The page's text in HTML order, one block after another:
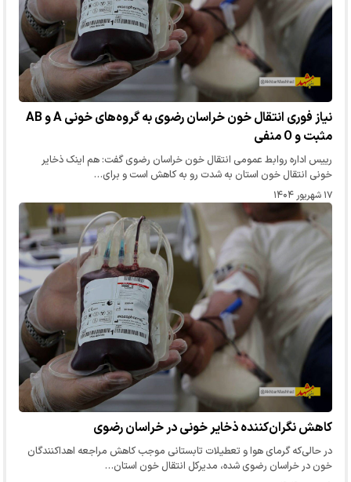
نیاز فوری انتقال خون خراسان رضوی به گروه‌های خونی A و AB
مثبت و O منفی
رییس اداره روابط عمومی انتقال خون خراسان رضوی گفت: هم اینک ذخایر
خونی انتقال خون استان به شدت رو به کاهش است و برای…
۱۷ شهریور ۱۴۰۴
کاهش نگران‌کننده ذخایر خونی در خراسان رضوی
در حالی‌که گرمای هوا و تعطیلات تابستانی موجب کاهش مراجعه اهداکنندگان
خون در خراسان رضوی شده، مدیرکل انتقال خون استان…